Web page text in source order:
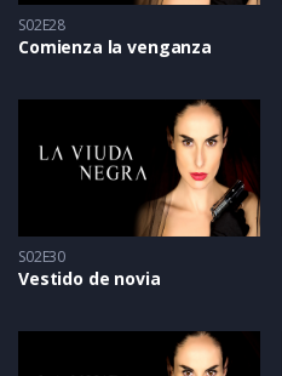
S02E28
Comienza la venganza
S02E30
Vestido de novia